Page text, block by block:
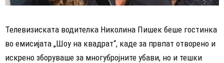
Телевизиската водителка Николина Пишек беше гостинка
во емисијата „Шоу на квадрат“, каде за првпат отворено и
искрено зборуваше за многубројните убави, но и тешки